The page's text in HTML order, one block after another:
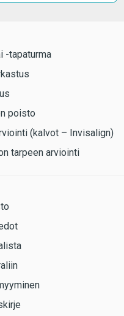
-tapaturma
poisto
(kalvot – Invisalign)
tarpeen arviointi